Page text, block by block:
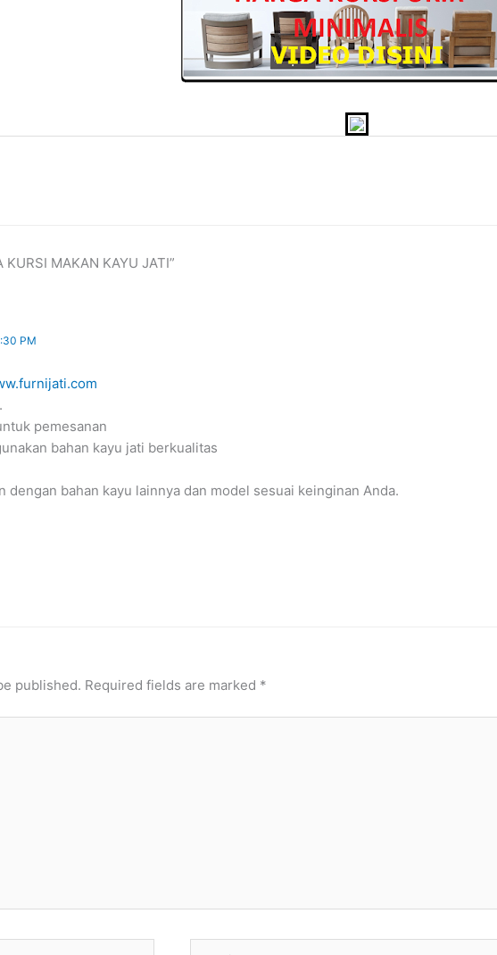
MAKAN KAYU JATI”
PM
pemesanan
bahan kayu jati berkualitas
dengan bahan kayu lainnya dan model sesuai keinginan Anda.
published. Required fields are marked *